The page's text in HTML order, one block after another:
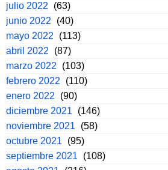
julio 2022
(63)
junio 2022
(40)
mayo 2022
(113)
abril 2022
(87)
marzo 2022
(103)
febrero 2022
(110)
enero 2022
(90)
diciembre 2021
(146)
noviembre 2021
(58)
octubre 2021
(95)
septiembre 2021
(108)